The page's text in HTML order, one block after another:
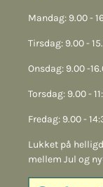
Mandag: 9.00 -
Tirsdag: 9.00 -
Onsdag: 9.00 -
Torsdag: 9.00 -
Fredag: 9.00 -
Lukket på
mellem Jul og